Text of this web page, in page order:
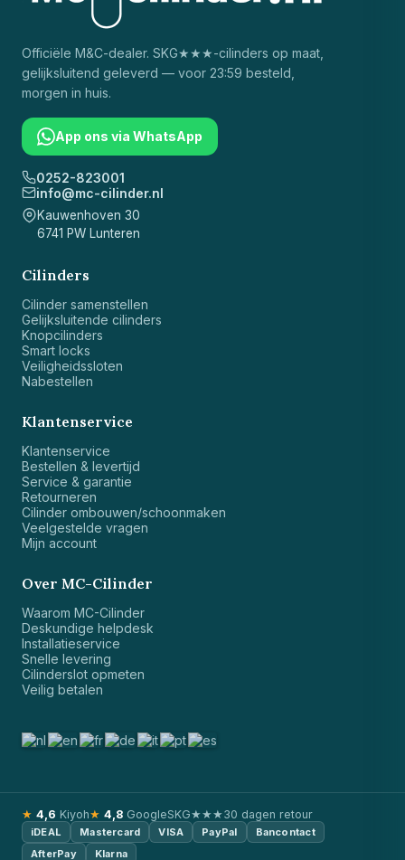
Officiële M&C-dealer. SKG★★★-cilinders op maat,
gelijksluitend geleverd — voor 23:59 besteld,
morgen in huis.
App ons via WhatsApp
0252-823001
info@mc-cilinder.nl
Kauwenhoven 30
6741 PW Lunteren
Cilinders
Cilinder samenstellen
Gelijksluitende cilinders
Knopcilinders
Smart locks
Veiligheidssloten
Nabestellen
Klantenservice
Klantenservice
Bestellen & levertijd
Service & garantie
Retourneren
Cilinder ombouwen/schoonmaken
Veelgestelde vragen
Mijn account
Over MC-Cilinder
Waarom MC-Cilinder
Deskundige helpdesk
Installatieservice
Snelle levering
Cilinderslot opmeten
Veilig betalen
★ 4,6 Kiyoh★ 4,8 GoogleSKG★★★30 dagen retour
iDEAL Mastercard VISA PayPal
Bancontact
AfterPay
Klarna